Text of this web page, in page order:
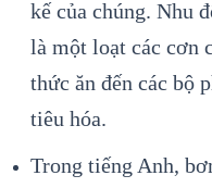
kế của chúng. Nhu
là một loạt các cơn
thức ăn đến các bộ
tiêu hóa.
Trong tiếng Anh,